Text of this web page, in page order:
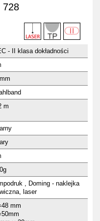
728
- II klasa dokładności
m
, Doming - naklejka
laser
mm